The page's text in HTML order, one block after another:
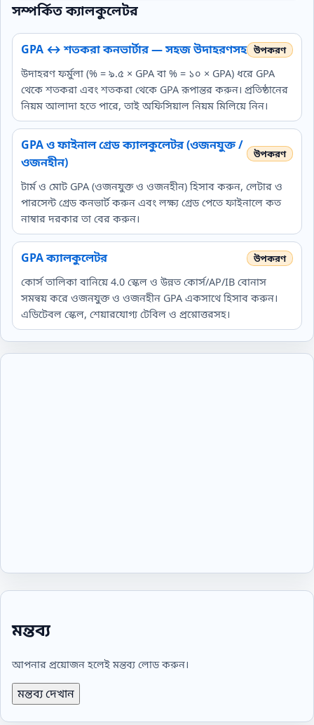
সম্পর্কিত ক্যালকুলেটর
GPA ↔ শতকরা কনভার্টার — সহজ উদাহরণসহ
উদাহরণ ফর্মুলা (% = ৯.৫ × GPA বা % = ১০ × GPA) ধরে GPA
থেকে শতকরা এবং শতকরা থেকে GPA রূপান্তর করুন। প্রতিষ্ঠানের
নিয়ম আলাদা হতে পারে, তাই অফিসিয়াল নিয়ম মিলিয়ে নিন।
GPA ও ফাইনাল গ্রেড ক্যালকুলেটর (ওজনযুক্ত /
ওজনহীন)
টার্ম ও মোট GPA (ওজনযুক্ত ও ওজনহীন) হিসাব করুন, লেটার ও
পারসেন্ট গ্রেড কনভার্ট করুন এবং লক্ষ্য গ্রেড পেতে ফাইনালে কত
নাম্বার দরকার তা বের করুন।
GPA ক্যালকুলেটর
কোর্স তালিকা বানিয়ে 4.0 স্কেল ও উন্নত কোর্স/AP/IB বোনাস
সমন্বয় করে ওজনযুক্ত ও ওজনহীন GPA একসাথে হিসাব করুন।
এডিটেবল স্কেল, শেয়ারযোগ্য টেবিল ও প্রশ্নোত্তরসহ।
মন্তব্য
আপনার প্রয়োজন হলেই মন্তব্য লোড করুন।
মন্তব্য দেখান